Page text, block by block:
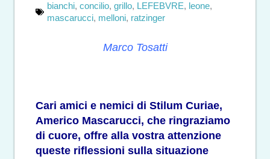
bianchi, concilio, grillo, LEFEBVRE, leone,
mascarucci, melloni, ratzinger
Marco Tosatti
Cari amici e nemici di Stilum Curiae,
Americo Mascarucci, che ringraziamo
di cuore, offre alla vostra attenzione
queste riflessioni sulla situazione